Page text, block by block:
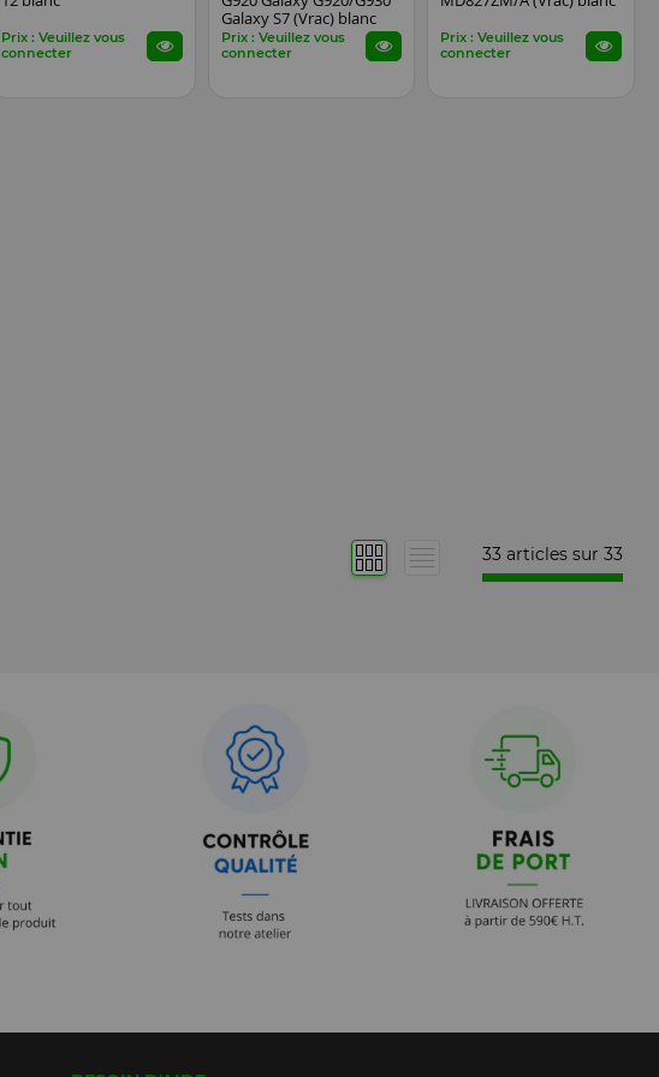
Prix : Veuillez vous
connecter
Galaxy S7 (Vrac) blanc
Prix : Veuillez vous
connecter
Prix : Veuillez vous
connecter
33 articles sur 33